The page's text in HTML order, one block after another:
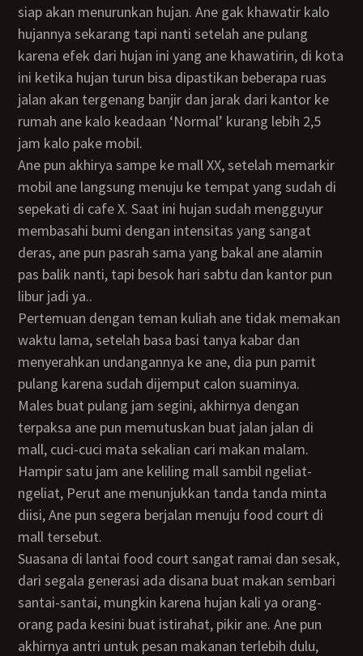
siap akan menurunkan hujan. Ane gak khawatir kalo
hujannya sekarang tapi nanti setelah ane pulang
karena efek dari hujan ini yang ane khawatirin, di kota
ini ketika hujan turun bisa dipastikan beberapa ruas
jalan akan tergenang banjir dan jarak dari kantor ke
rumah ane kalo keadaan ‘Normal’ kurang lebih 2,5
jam kalo pake mobil.
Ane pun akhirya sampe ke mall XX, setelah memarkir
mobil ane langsung menuju ke tempat yang sudah di
sepekati di cafe X. Saat ini hujan sudah mengguyur
membasahi bumi dengan intensitas yang sangat
deras, ane pun pasrah sama yang bakal ane alamin
pas balik nanti, tapi besok hari sabtu dan kantor pun
libur jadi ya..
Pertemuan dengan teman kuliah ane tidak memakan
waktu lama, setelah basa basi tanya kabar dan
menyerahkan undangannya ke ane, dia pun pamit
pulang karena sudah dijemput calon suaminya.
Males buat pulang jam segini, akhirnya dengan
terpaksa ane pun memutuskan buat jalan jalan di
mall, cuci-cuci mata sekalian cari makan malam.
Hampir satu jam ane keliling mall sambil ngeliat-
ngeliat, Perut ane menunjukkan tanda tanda minta
diisi, Ane pun segera berjalan menuju food court di
mall tersebut.
Suasana di lantai food court sangat ramai dan sesak,
dari segala generasi ada disana buat makan sembari
santai-santai, mungkin karena hujan kali ya orang-
orang pada kesini buat istirahat, pikir ane. Ane pun
akhirnya antri untuk pesan makanan terlebih dulu,